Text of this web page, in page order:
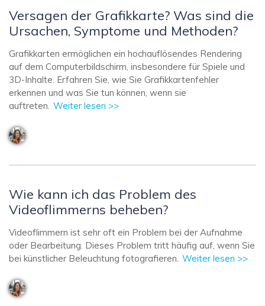
Versagen der Grafikkarte? Was sind die
Ursachen, Symptome und Methoden?
Grafikkarten ermöglichen ein hochauflösendes Rendering
auf dem Computerbildschirm, insbesondere für Spiele und
3D-Inhalte. Erfahren Sie, wie Sie Grafikkartenfehler
erkennen und was Sie tun können, wenn sie
auftreten. Weiter lesen >>
Wie kann ich das Problem des
Videoflimmerns beheben?
Videoflimmern ist sehr oft ein Problem bei der Aufnahme
oder Bearbeitung. Dieses Problem tritt häufig auf, wenn Sie
bei künstlicher Beleuchtung fotografieren. Weiter lesen >>